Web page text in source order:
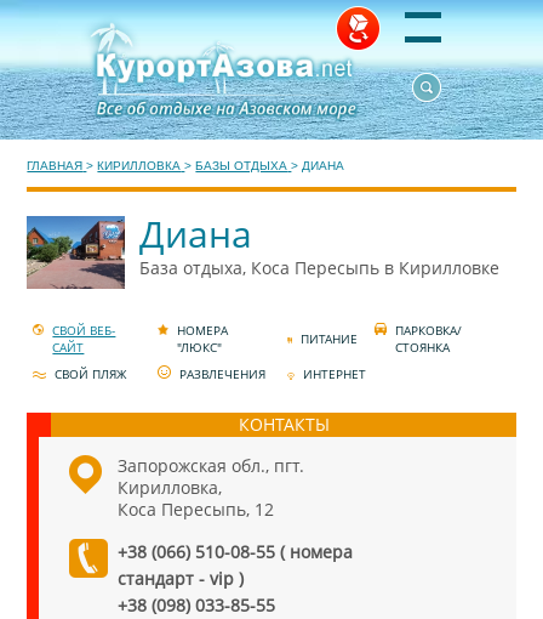
ГЛАВНАЯ >КИРИЛЛОВКА >БАЗЫ ОТДЫХА > ДИАНА
Диана
База отдыха, Коса Пересыпь в Кирилловке
СВОЙ ВЕБ-
САЙТ
НОМЕРА
"ЛЮКС"
ПИТАНИЕ
ПАРКОВКА/
СТОЯНКА
СВОЙ ПЛЯЖ
РАЗВЛЕЧЕНИЯ ИНТЕРНЕТ
КОНТАКТЫ
Запорожская обл., пгт.
Кирилловка,
Коса Пересыпь, 12
+38 (066) 510-08-55 ( номера
стандарт - vip )
+38 (098) 033-85-55